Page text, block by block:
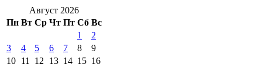
Август 2026
Пн Вт Ср Чт Пт Сб Вс
1
2
3
4 5 6 7 8
9
10 11 12 13 14 15 16